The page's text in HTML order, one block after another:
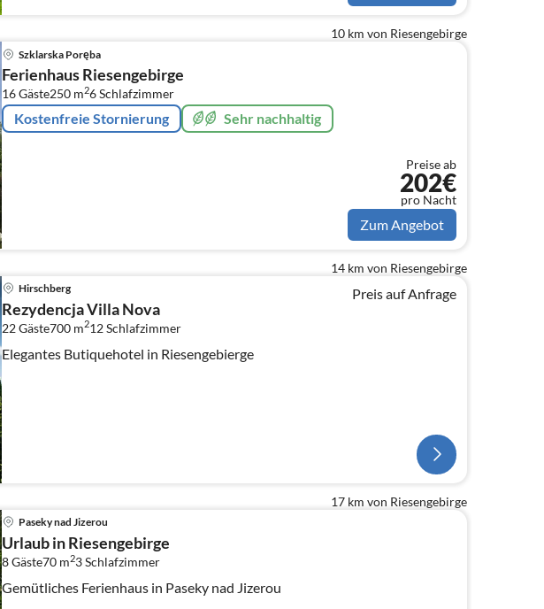
10 km von Riesengebirge
Szklarska Poręba
Ferienhaus Riesengebirge
16 Gäste250 m26Schlafzimmer
Kostenfreie Stornierung Sehr nachhaltig
Preise ab
202€
pro Nacht
Zum Angebot
14 km von Riesengebirge
Hirschberg
Rezydencja Villa Nova
22 Gäste700 m212Schlafzimmer
Elegantes Butiquehotel in Riesengebierge
Preis auf Anfrage
17 km von Riesengebirge
Paseky nad Jizerou
Urlaub in Riesengebirge
8 Gäste70 m23Schlafzimmer
Gemütliches Ferienhaus in Paseky nad Jizerou